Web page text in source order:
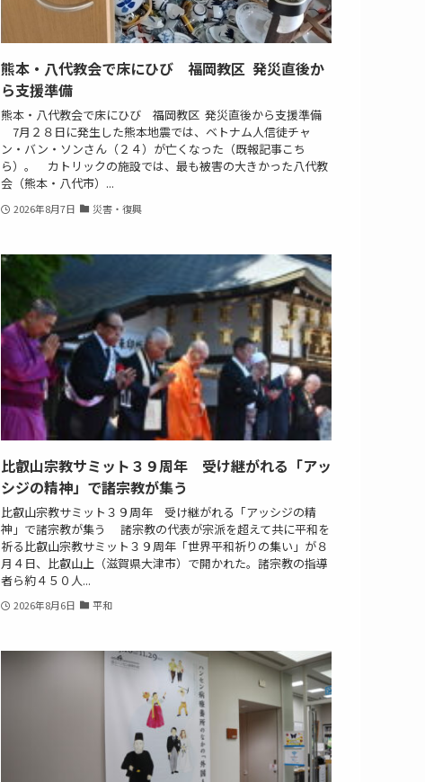
熊本・八代教会で床にひび 福岡教区 発災直後か
ら支援準備
熊本・八代教会で床にひび 福岡教区 発災直後から支援準備
7月２８日に発生した熊本地震では、ベトナム人信徒チャ
ン・バン・ソンさん（２４）が亡くなった（既報記事こち
ら）。 カトリックの施設では、最も被害の大きかった八代教
会（熊本・八代市）...
2026年8月7日 災害・復興
比叡山宗教サミット３９周年 受け継がれる「アッ
シジの精神」で諸宗教が集う
比叡山宗教サミット３９周年 受け継がれる「アッシジの精
神」で諸宗教が集う 諸宗教の代表が宗派を超えて共に平和を
祈る比叡山宗教サミット３９周年「世界平和祈りの集い」が８
月４日、比叡山上（滋賀県大津市）で開かれた。諸宗教の指導
者ら約４５０人...
2026年8月6日 平和